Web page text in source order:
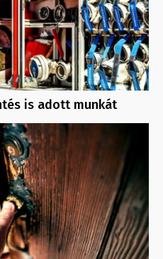
is adott munkát